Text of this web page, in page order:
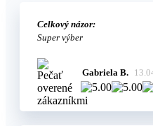
Celkový názor:
Super výber
Gabriela B.